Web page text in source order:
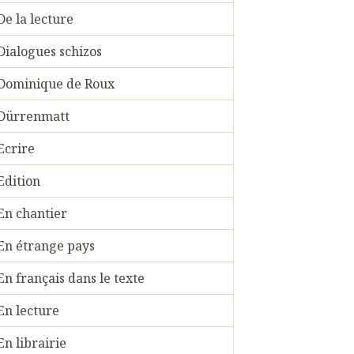
la lecture
schizos
de Roux
chantier
étrange pays
français dans le texte
lecture
librairie